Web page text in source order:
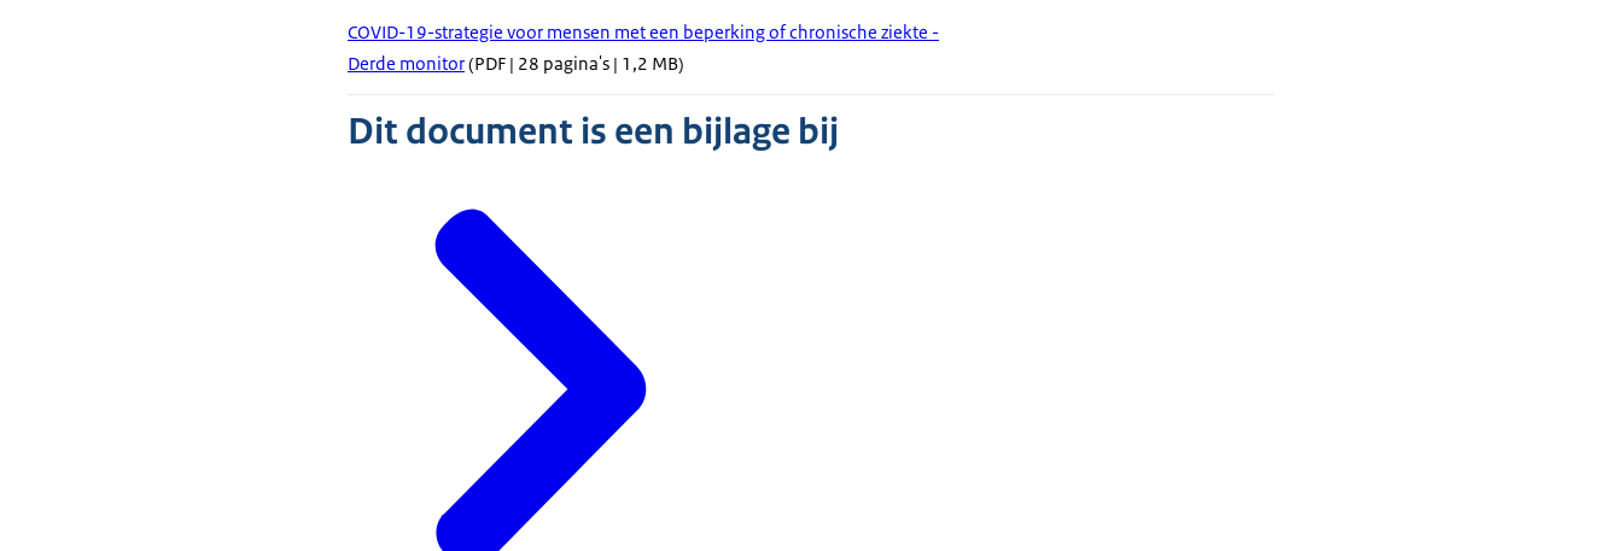
COVID-19-strategie voor mensen met een beperking of chronische ziekte -
Derde monitor(PDF | 28 pagina's | 1,2 MB)
Dit document is een bijlage bij